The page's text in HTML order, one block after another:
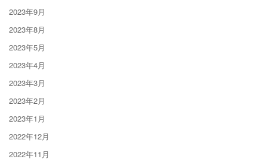
2023年9月
2023年8月
2023年5月
2023年4月
2023年3月
2023年2月
2023年1月
2022年12月
2022年11月